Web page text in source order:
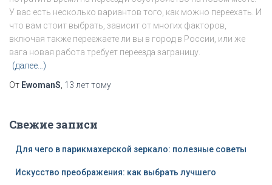
У вас есть несколько вариантов того, как можно переехать. И
что вам стоит выбрать, зависит от многих факторов,
включая также переежаете ли вы в город в России, или же
вага новая работа требует переезда заграницу.
(далее…)
От EwomanS 13 леттому
Свежие записи
Для чего в парикмахерской зеркало: полезные советы
Искусство преображения: как выбрать лучшего